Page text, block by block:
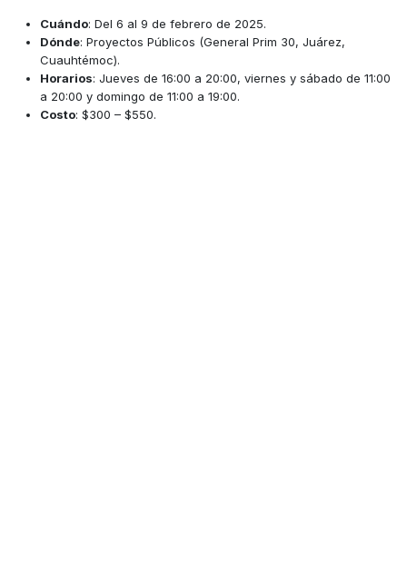
Cuándo: Del 6 al 9 de febrero de 2025.
Dónde: Proyectos Públicos (General Prim 30, Juárez,
Cuauhtémoc).
Horarios: Jueves de 16:00 a 20:00, viernes y sábado de 11:00
a 20:00 y domingo de 11:00 a 19:00.
Costo: $300 – $550.